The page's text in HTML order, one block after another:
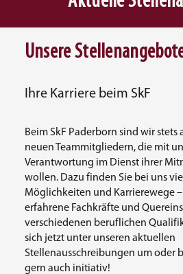
Unsere
Ihre Karriere beim SkF
Beim SkF Paderborn sind wir stets
neuen Teammitgliedern, die mit
Verantwortung im Dienst ihrer
wollen. Dazu finden Sie bei uns
Möglichkeiten und Karrierewege
erfahrene Fachkräfte und
verschiedenen beruflichen
sich jetzt unter unseren aktuellen
Stellenausschreibungen um oder
gern auch initiativ!